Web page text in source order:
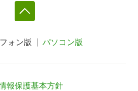
ォン版 パソコン版
報保護基本方針